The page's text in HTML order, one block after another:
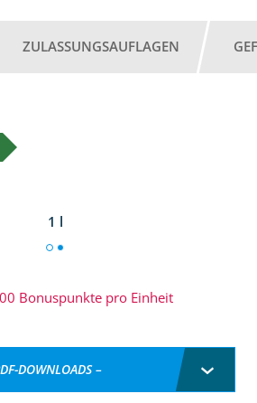
ZULASSUNGSAUFLAGEN
1 l
Bonuspunkte pro Einheit
DOWNLOADS –